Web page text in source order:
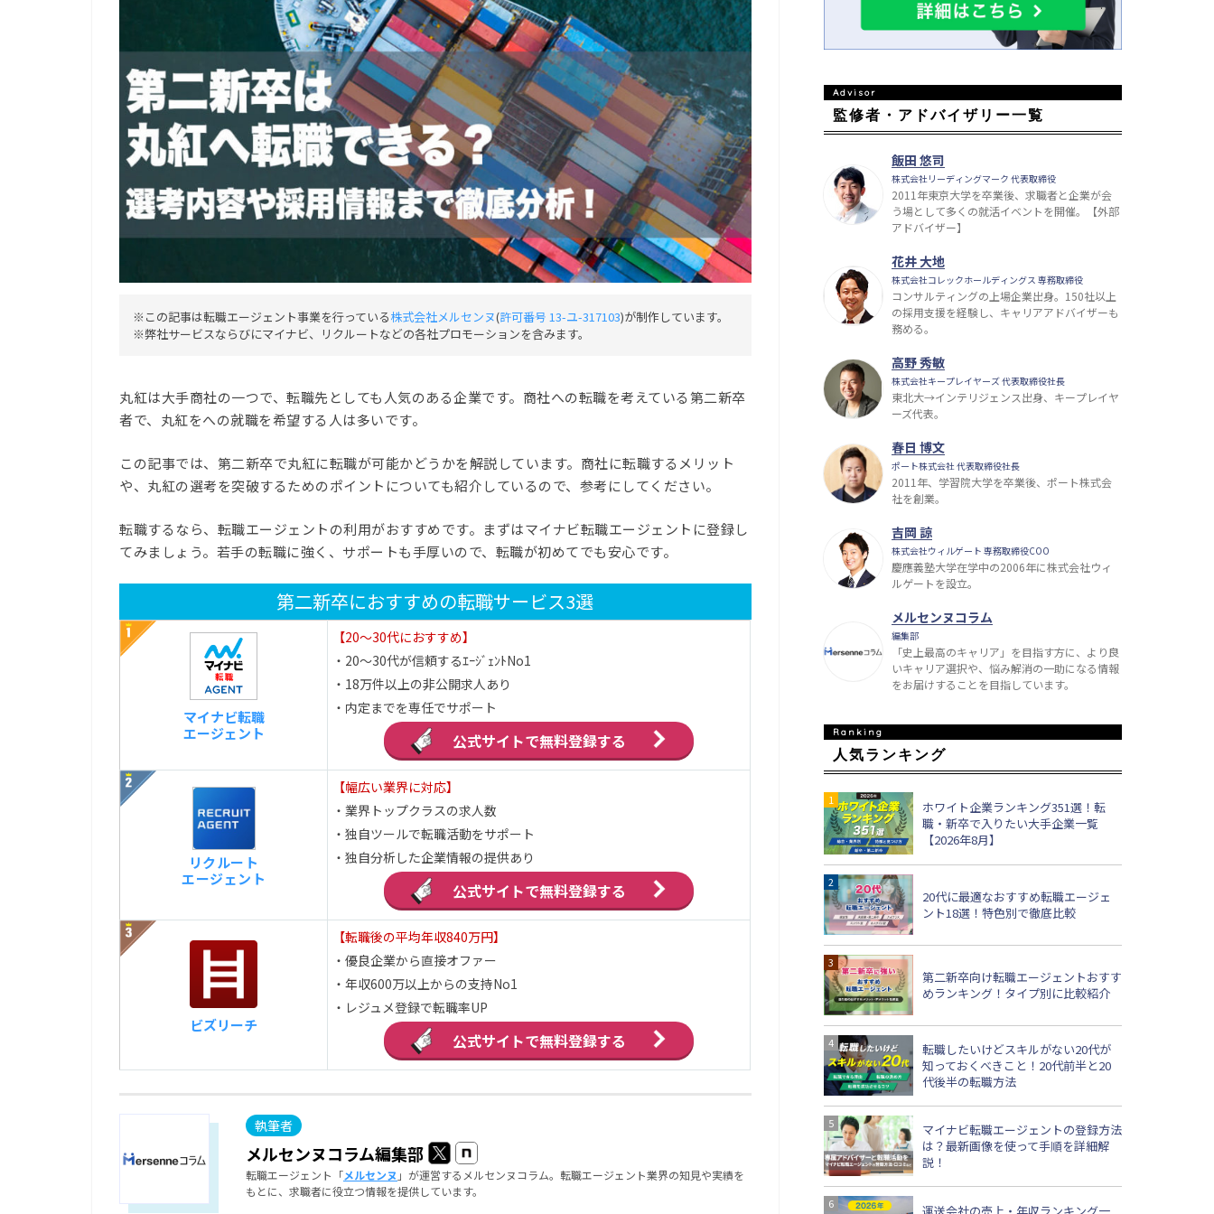
※この記事は転職エージェント事業を行っている株式会社メルセンヌ(許可番号 13-ユ-317103)が制作しています。
※弊社サービスならびにマイナビ、リクルートなどの各社プロモーションを含みます。
丸紅は大手商社の一つで、転職先としても人気のある企業です。商社への転職を考えている第二新卒
者で、丸紅をへの就職を希望する人は多いです。
この記事では、第二新卒で丸紅に転職が可能かどうかを解説しています。商社に転職するメリット
や、丸紅の選考を突破するためのポイントについても紹介しているので、参考にしてください。
転職するなら、転職エージェントの利用がおすすめです。まずはマイナビ転職エージェントに登録し
てみましょう。若手の転職に強く、サポートも手厚いので、転職が初めてでも安心です。
第二新卒におすすめの転職サービス3選
マイナビ転職
エージェント
【20～30代におすすめ】
・20～30代が信頼するｴｰｼﾞｪﾝﾄNo1
・18万件以上の非公開求人あり
・内定までを専任でサポート
公式サイトで無料登録する
リクルート
エージェント
【幅広い業界に対応】
・業界トップクラスの求人数
・独自ツールで転職活動をサポート
・独自分析した企業情報の提供あり
公式サイトで無料登録する
ビズリーチ
【転職後の平均年収840万円】
・優良企業から直接オファー
・年収600万以上からの支持No1
・レジュメ登録で転職率UP
公式サイトで無料登録する
メルセンヌコラム編集部
転職エージェント「メルセンヌ 」が運営するメルセンヌコラム。転職エージェント業界の知見や実績を
もとに、求職者に役立つ情報を提供しています。
監修者・アドバイザリー一覧
飯田 悠司
株式会社リーディングマーク 代表取締役
2011年東京大学を卒業後、求職者と企業が会
う場として多くの就活イベントを開催。【外部
アドバイザー】
花井 大地
株式会社コレックホールディングス 専務取締役
コンサルティングの上場企業出身。150社以上
の採用支援を経験し、キャリアアドバイザーも
務める。
高野 秀敏
株式会社キープレイヤーズ 代表取締役社長
東北大→インテリジェンス出身、キープレイヤ
ーズ代表。
春日 博文
ポート株式会社 代表取締役社長
2011年、学習院大学を卒業後、ポート株式会
社を創業。
吉岡 諒
株式会社ウィルゲート 専務取締役COO
慶應義塾大学在学中の2006年に株式会社ウィ
ルゲートを設立。
メルセンヌコラム
編集部
「史上最高のキャリア」を目指す方に、より良
いキャリア選択や、悩み解消の一助になる情報
をお届けすることを目指しています。
人気ランキング
ホワイト企業ランキング351選！転
職・新卒で入りたい大手企業一覧
【2026年8月】
20代に最適なおすすめ転職エージェ
ント18選！特色別で徹底比較
第二新卒向け転職エージェントおすす
めランキング！タイプ別に比較紹介
転職したいけどスキルがない20代が
知っておくべきこと！20代前半と20
代後半の転職方法
マイナビ転職エージェントの登録方法
は？最新画像を使って手順を詳細解
説！